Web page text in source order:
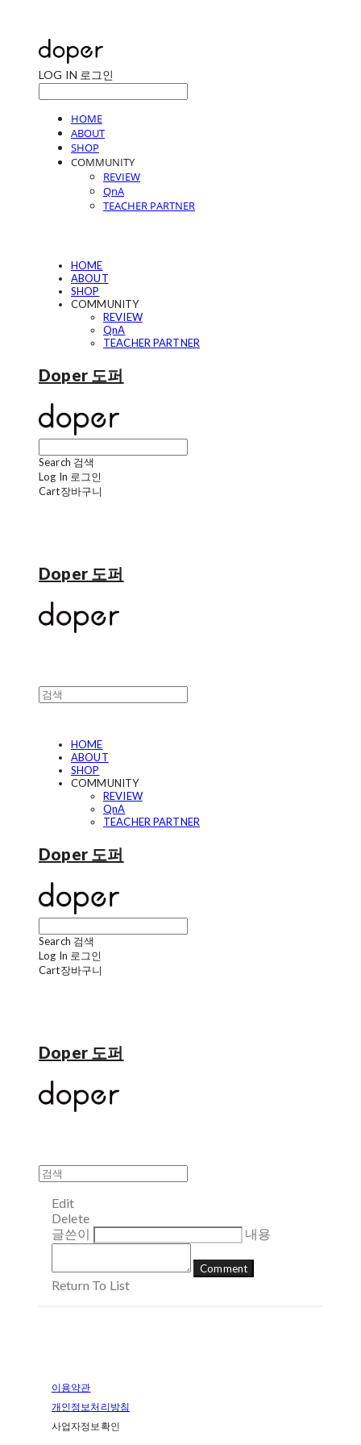
LOG IN 로그인
HOME
ABOUT
SHOP
COMMUNITY
REVIEW
QnA
TEACHER PARTNER
HOME
ABOUT
SHOP
COMMUNITY
REVIEW
QnA
TEACHER PARTNER
Doper 도퍼
Search 검색
Log In 로그인
Cart장바구니
Doper 도퍼
HOME
ABOUT
SHOP
COMMUNITY
REVIEW
QnA
TEACHER PARTNER
Doper 도퍼
Search 검색
Log In 로그인
Cart장바구니
Doper 도퍼
Edit
Delete
글쓴이
내용
Comment
Return To List
이용약관
개인정보처리방침
사업자정보확인